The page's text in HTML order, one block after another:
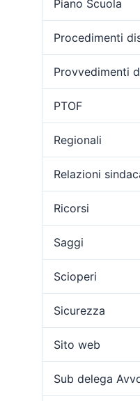
Piano Scuola
Procedimenti
Provvedimenti
PTOF
Regionali
Relazioni
Ricorsi
Saggi
Scioperi
Sicurezza
Sito web
Sub delega